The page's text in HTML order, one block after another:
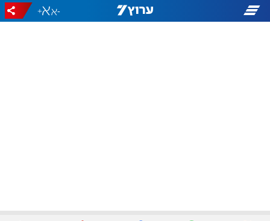
-
+